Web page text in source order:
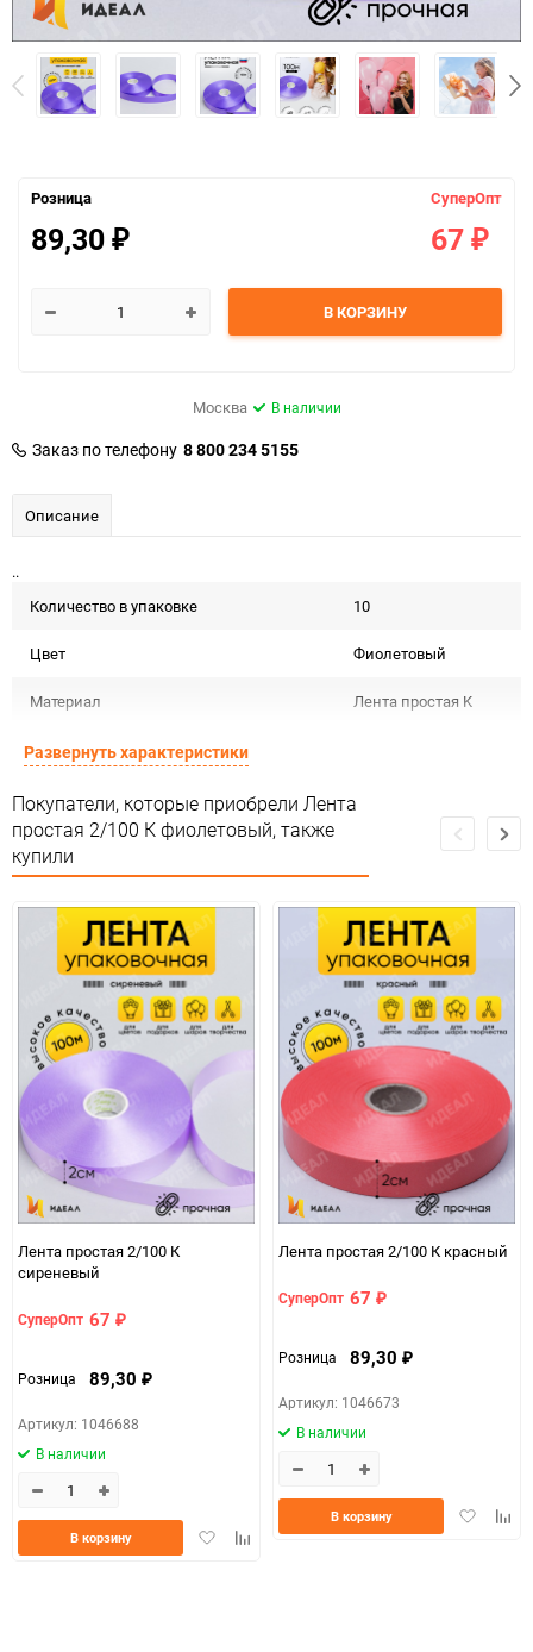
Розница
89,30 ₽
СуперОпт
67 ₽
В КОРЗИНУ
Москва В наличии
Заказ по телефону 8 800 234 5155
Описание
..
Количество в упаковке
10
Цвет Фиолетовый
Материал Лента простая K
Срок годности
Страна изготовителя
Предназначение товара
Сертификация
Не подлежит
сертификации
Особые условия
Особых условий не
требует
Минимальное количество 1
Количество в коробке 100
Единица измерения
Размер 2см*100м (простая)
07c4e68a_b330_11f0_8cc3_b03af2b6059f
d7936307-d754-11f0-
8cc6-b03af2b6059f
ЦветНоменклатуры фиолет
Развернуть характеристики
Покупатели, которые приобрели Лента
простая 2/100 К фиолетовый, также
купили
Лента простая 2/100 К
сиреневый
СуперОпт 67 ₽
Розница 89,30 ₽
Артикул: 1046688
В наличии
ДобавитьДобавить
В корзину
Лента простая 2/100 К красный
СуперОпт 67 ₽
Розница 89,30 ₽
Артикул: 1046673
В наличии
Добавить
В корзину